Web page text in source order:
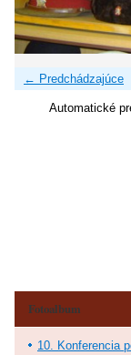
← Predchádzajúce
Automatické
Fotoalbum
10. Konferencia